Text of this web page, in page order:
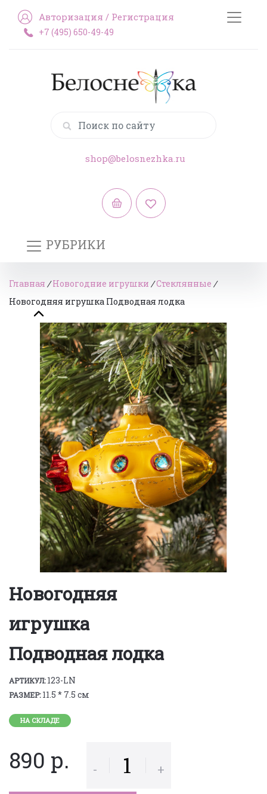
Авторизация / Регистрация
+7 (495) 650-49-49
shop@belosnezhka.ru
РУБРИКИ
Главная /Новогодние игрушки /Стеклянные /
Новогодняя игрушка Подводная лодка
Новогодняя
игрушка
Подводная лодка
АРТИКУЛ:123-LN
РАЗМЕР:11.5 * 7.5 см
НА СКЛАДЕ
890 р. - +